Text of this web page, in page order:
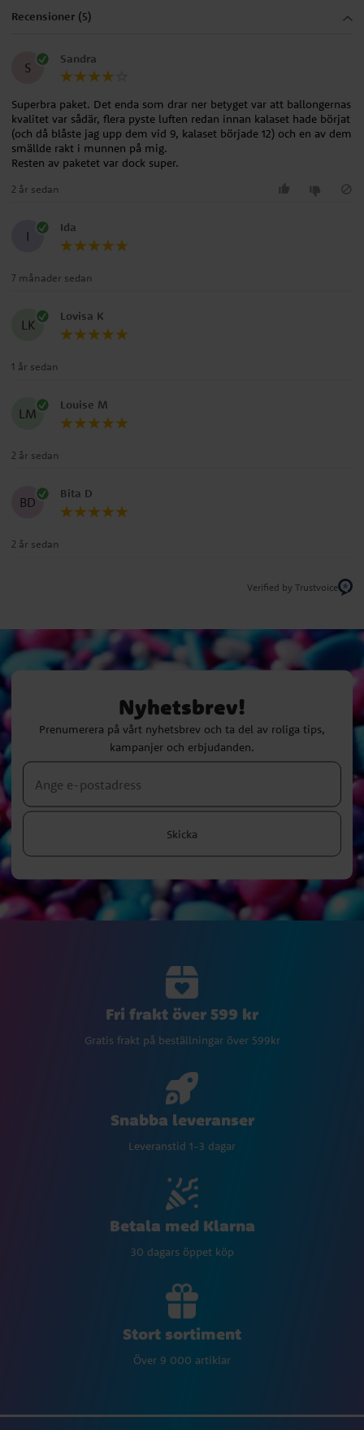
Recensioner (5)
S
Sandra
Superbra paket. Det enda som drar ner betyget var att ballongernas
kvalitet var sådär, flera pyste luften redan innan kalaset hade börjat
(och då blåste jag upp dem vid 9, kalaset började 12) och en av dem
smällde rakt i munnen på mig.
Resten av paketet var dock super.
2 år sedan
I
Ida
7 månader sedan
LK
Lovisa K
1 år sedan
LM
Louise M
2 år sedan
BD
Bita D
2 år sedan
Verified by Trustvoice
Nyhetsbrev!
Prenumerera på vårt nyhetsbrev och ta del av roliga tips,
kampanjer och erbjudanden.
Skicka
Fri frakt över 599 kr
Gratis frakt på beställningar över 599kr
Snabba leveranser
Leveranstid 1-3 dagar
Betala med Klarna
30 dagars öppet köp
Stort sortiment
Över 9 000 artiklar